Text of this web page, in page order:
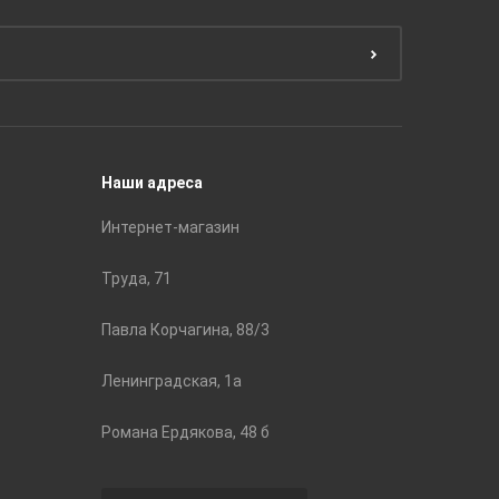
Наши адреса
Интернет-магазин
Труда, 71
Павла Корчагина, 88/3
Ленинградская, 1а
Романа Ердякова, 48 б